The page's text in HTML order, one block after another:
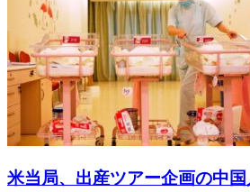
米当局、出産ツアー企画の中